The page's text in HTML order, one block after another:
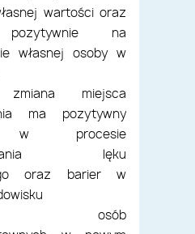
wartości oraz
pozytywnie na
własnej osoby w
zmiana miejsca
ma pozytywny
w procesie
lęku
oraz barier w
osób